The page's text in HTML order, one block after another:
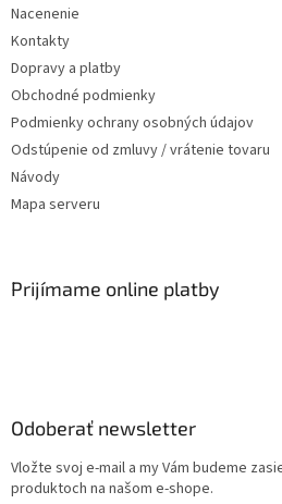
Nacenenie
Kontakty
Dopravy a platby
Obchodné podmienky
Podmienky ochrany osobných údajov
Odstúpenie od zmluvy / vrátenie tovaru
Návody
Mapa serveru
Prijímame online platby
Odoberať newsletter
Vložte svoj e-mail a my Vám budeme
produktoch na našom e-shope.